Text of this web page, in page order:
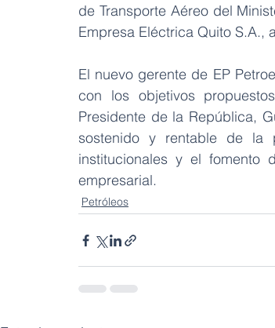
de Transporte Aéreo del
Empresa Eléctrica Quito S.A.,
El nuevo gerente de EP
con los objetivos
Presidente de la República,
sostenido y rentable de la
institucionales y el fomento
empresarial.
Petróleos